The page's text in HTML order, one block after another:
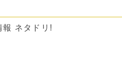
ネタドリ!